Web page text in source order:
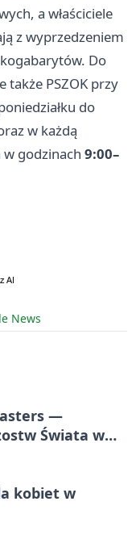
a właściciele
z wyprzedzeniem
Do
także PSZOK przy
do
w każdą
godzinach 9:00–
News
—
Świata w
kobiet w